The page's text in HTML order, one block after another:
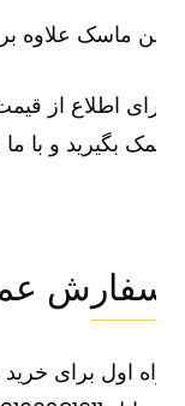
ماسک علاوه بر
اطلاع از قیمت
بگیرید و با ما در
عمده
اول برای خرید